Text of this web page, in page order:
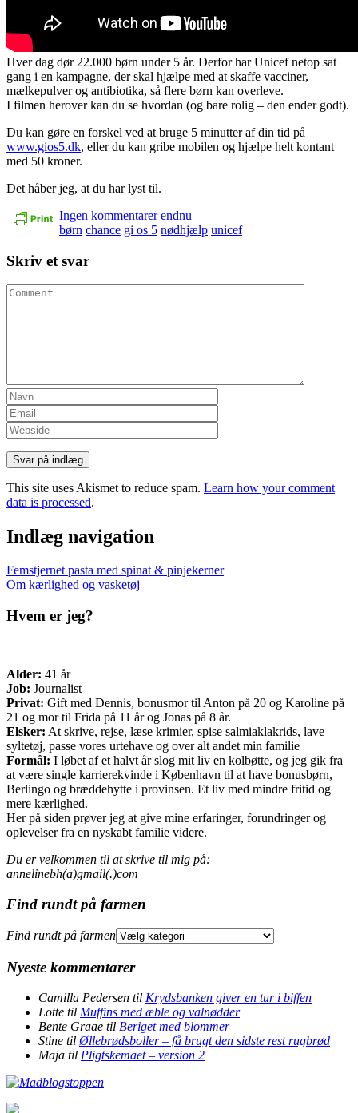
Hver dag dør 22.000 børn under 5 år. Derfor har Unicef netop sat
gang i en kampagne, der skal hjælpe med at skaffe vacciner,
mælkepulver og antibiotika, så flere børn kan overleve.
I filmen herover kan du se hvordan (og bare rolig – den ender godt).
Du kan gøre en forskel ved at bruge 5 minutter af din tid på
www.gios5.dk, eller du kan gribe mobilen og hjælpe helt kontant
med 50 kroner.
Det håber jeg, at du har lyst til.
Ingen kommentarer endnu
børn chance gi os 5 nødhjælp unicef
Skriv et svar
This site uses Akismet to reduce spam. Learn how your comment
data is processed.
Indlæg navigation
Femstjernet pasta med spinat & pinjekerner
Om kærlighed og vasketøj
Hvem er jeg?
Alder: 41 år
Job: Journalist
Privat: Gift med Dennis, bonusmor til Anton på 20 og Karoline på
21 og mor til Frida på 11 år og Jonas på 8 år.
Elsker: At skrive, rejse, læse krimier, spise salmiaklakrids, lave
syltetøj, passe vores urtehave og over alt andet min familie
Formål: I løbet af et halvt år slog mit liv en kolbøtte, og jeg gik fra
at være single karrierekvinde i København til at have bonusbørn,
Berlingo og bræddehytte i provinsen. Et liv med mindre fritid og
mere kærlighed.
Her på siden prøver jeg at give mine erfaringer, forundringer og
oplevelser fra en nyskabt familie videre.
Du er velkommen til at skrive til mig på:
annelinebh(a)gmail(.)com
Find rundt på farmen
Find rundt på farmen
Nyeste kommentarer
Camilla Pedersen til Krydsbanken giver en tur i biffen
Lotte til Muffins med æble og valnødder
Bente Graae til Beriget med blommer
Stine til Øllebrødsboller – få brugt den sidste rest rugbrød
Maja til Pligtskemaet – version 2